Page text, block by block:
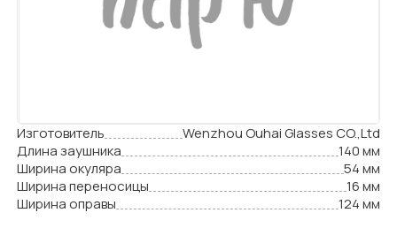
Изготовитель
Wenzhou Ouhai Glasses CO.,Ltd
Длина заушника
140 мм
Ширина окуляра
54 мм
Ширина переносицы
16 мм
Ширина оправы
124 мм